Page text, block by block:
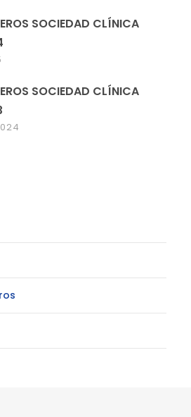
SOCIEDAD CLÍNICA
SOCIEDAD CLÍNICA